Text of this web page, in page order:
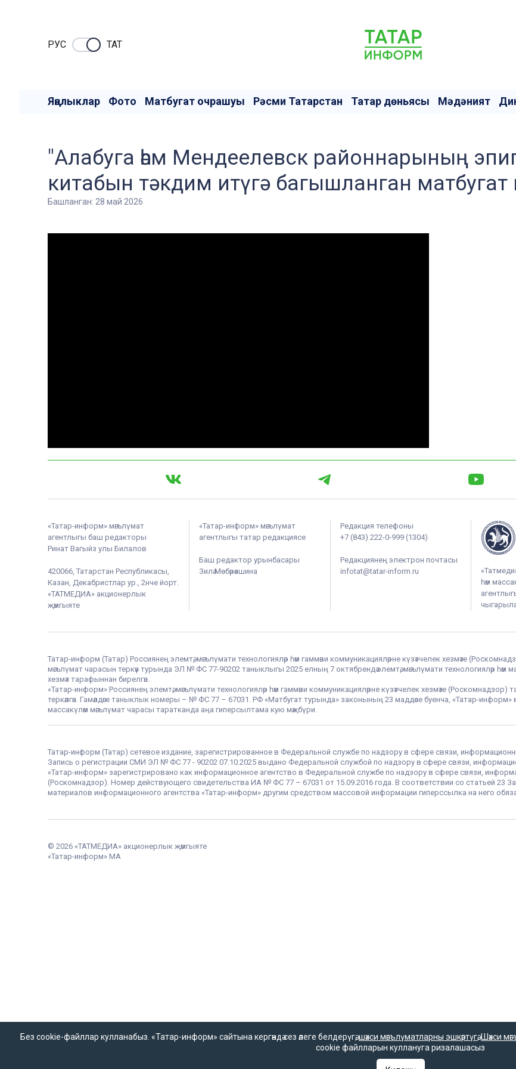
РУC ТАТ
Яңалыклар Фото Матбугат очрашуы Рәсми Татарстан Татар дөньясы Мәдәният
"Алабуга һәм Мендеелевск районнарының
китабын тәкдим итүгә багышланган
Башланган: 28 май 2026
«Татар-информ» мәгълүмат
агентлыгы баш редакторы
Ринат Вагыйз улы Билалов
420066, Татарстан Республикасы,
Казан, Декабристлар ур., 2нче йорт.
«ТАТМЕДИА» акционерлык
җәмгыяте
«Татар-информ» мәгълүмат
агентлыгы татар редакциясе
Баш редактор урынбасары
Зилә Мөбәрәкшина
Редакция телефоны
+7 (843) 222-0-999 (1304)
Редакциянең электрон почтасы
infotat@tatar-inform.ru
һәм
Татар-информ (Татар) Россиянең элемтә, мәгълүмати технологияләр һәм гаммәви коммуникацияләрне күзәтчелек хезмәте
мәгълүмат чарасын теркәү турында ЭЛ № ФС 77-90202 таныклыгы 2025 елның 7 октябрендә элемтә, мәгълүмати технологияләр һәм
хезмәт тарафыннан бирелгән.
«Татар-информ» Россиянең элемтә, мәгълүмати технологияләр һәм гаммәви коммуникацияләрне күзәтчелек хезмәте
теркәлгән. Гамәлдәге таныклык номеры – № ФС 77 – 67031. РФ «Матбугат турында» законының 23 маддәсе буенча, «Татар-
массакүләм мәгълүмат чарасы таратканда аңа гиперсылтама кую мәҗбүри.
Татар-информ (Татар) сетевое издание, зарегистрированное в Федеральной службе по надзору в сфере связи,
Запись о регистрации СМИ ЭЛ № ФС 77 - 90202 07.10.2025 выдано Федеральной службой по надзору в сфере связи,
«Татар-информ» зарегистрировано как информационное агентство в Федеральной службе по надзору в сфере связи,
(Роскомнадзор). Номер действующего свидетельства ИА № ФС 77 – 67031 от 15.09.2016 года. В соответствии со статьей 23
материалов информационного агентства «Татар-информ» другим средством массовой информации гиперссылка на него
© 2026 «ТАТМЕДИА» акционерлык җәмгыяте
«Татар-информ» МА
Без cookie-файллар кулланабыз. «Татар-информ» сайтына кергәндә сез әлеге белдерүгә,шәхси мәгълүматларны эшкәртүгә,Шәхси
cookie файлларын куллануга ризалашасыз